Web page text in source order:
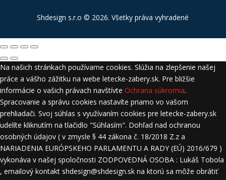
Shdesign s.r.o © 2026. Všetky práva vyhradené
Na našich stránkach používame cookies. Slúžia na zlepšenie našej
práce a vášho zážitku na webe letecke-zabery.sk. Pre bližšie
informácie o vašich právach navštívte Ochrana súkromia.
Spracovanie a správu cookies nastavíte priamo vo vašom
prehliadači. Svoj súhlas s využívaním cookies pre letecke-zabery.sk
udelíte kliknutím na tlačidlo "Súhlasím". Dohľad nad ochranou
osobných údajov ( v zmysle § 44 zákona č. 18/2018 Z.z a
NARIADENIA EURÓPSKEHO PARLAMENTU A RADY (EÚ) 2016/679 )
vykonáva v našej spoločnosti ZODPOVEDNÁ OSOBA : Lukáš Tobola
, emailový kontakt shdesign@shdesign.sk na ktorú sa môže obrátiť